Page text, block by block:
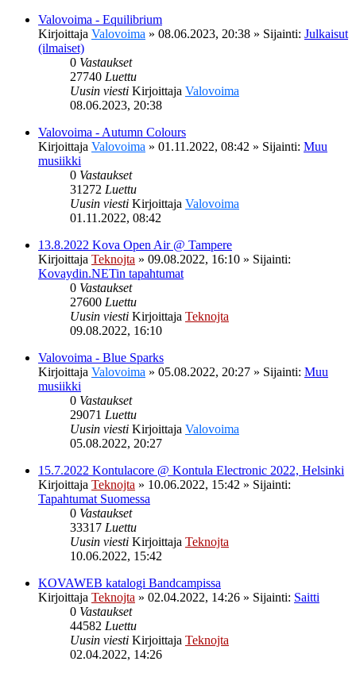
Valovoima - Equilibrium
Kirjoittaja Valovoima » 08.06.2023, 20:38 » Sijainti: Julkaisut
(ilmaiset)
0 Vastaukset
27740 Luettu
Uusin viesti Kirjoittaja Valovoima
08.06.2023, 20:38
Valovoima - Autumn Colours
Kirjoittaja Valovoima » 01.11.2022, 08:42 » Sijainti: Muu
musiikki
0 Vastaukset
31272 Luettu
Uusin viesti Kirjoittaja Valovoima
01.11.2022, 08:42
13.8.2022 Kova Open Air @ Tampere
Kirjoittaja Teknojta » 09.08.2022, 16:10 » Sijainti:
Kovaydin.NETin tapahtumat
0 Vastaukset
27600 Luettu
Uusin viesti Kirjoittaja Teknojta
09.08.2022, 16:10
Valovoima - Blue Sparks
Kirjoittaja Valovoima » 05.08.2022, 20:27 » Sijainti: Muu
musiikki
0 Vastaukset
29071 Luettu
Uusin viesti Kirjoittaja Valovoima
05.08.2022, 20:27
15.7.2022 Kontulacore @ Kontula Electronic 2022, Helsinki
Kirjoittaja Teknojta » 10.06.2022, 15:42 » Sijainti:
Tapahtumat Suomessa
0 Vastaukset
33317 Luettu
Uusin viesti Kirjoittaja Teknojta
10.06.2022, 15:42
KOVAWEB katalogi Bandcampissa
Kirjoittaja Teknojta » 02.04.2022, 14:26 » Sijainti: Saitti
0 Vastaukset
44582 Luettu
Uusin viesti Kirjoittaja Teknojta
02.04.2022, 14:26